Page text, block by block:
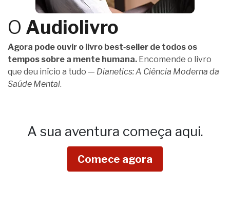
O Audiolivro
Agora pode ouvir o livro best‑seller de todos os
tempos sobre a mente humana. Encomende o livro
que deu início a tudo — Dianetics: A Ciência Moderna da
Saúde Mental.
A sua aventura começa aqui.
Comece agora